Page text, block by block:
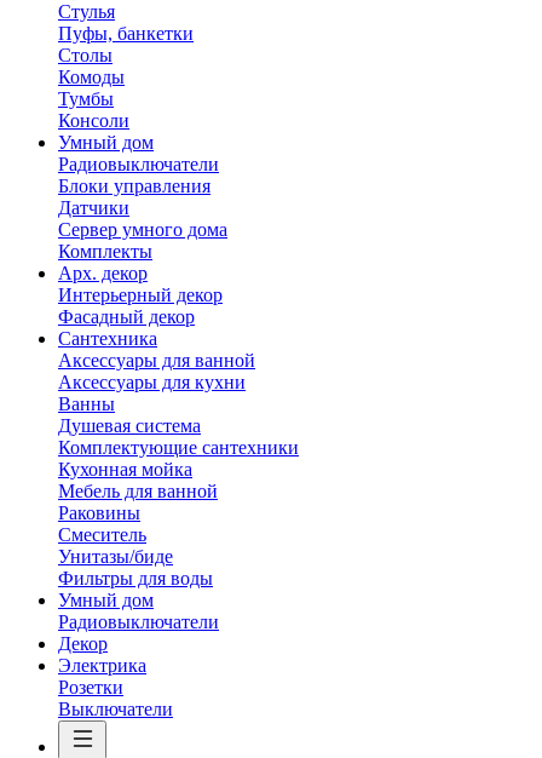
Стулья
Пуфы, банкетки
Столы
Комоды
Тумбы
Консоли
Умный дом
Радиовыключатели
Блоки управления
Датчики
Сервер умного дома
Комплекты
Арх. декор
Интерьерный декор
Фасадный декор
Сантехника
Аксессуары для ванной
Аксессуары для кухни
Ванны
Душевая система
Комплектующие сантехники
Кухонная мойка
Мебель для ванной
Раковины
Смеситель
Унитазы/биде
Фильтры для воды
Умный дом
Радиовыключатели
Декор
Электрика
Розетки
Выключатели